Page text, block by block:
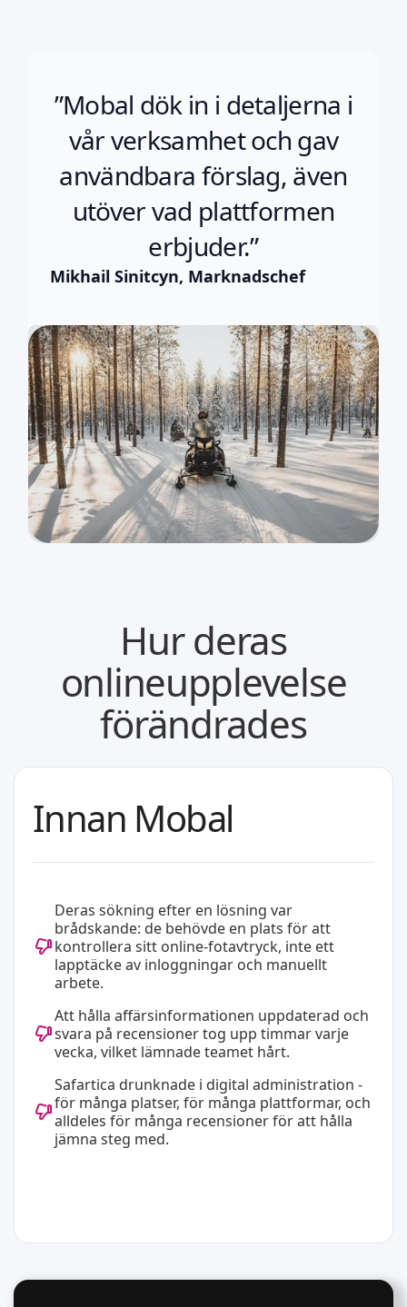
”Mobal dök in i detaljerna i
vår verksamhet och gav
användbara förslag, även
utöver vad plattformen
erbjuder.”
Mikhail Sinitcyn, Marknadschef
Hur deras
onlineupplevelse
förändrades
Innan Mobal
Deras sökning efter en lösning var
brådskande: de behövde en plats för att
kontrollera sitt online-fotavtryck, inte ett
lapptäcke av inloggningar och manuellt
arbete.
Att hålla affärsinformationen uppdaterad och
svara på recensioner tog upp timmar varje
vecka, vilket lämnade teamet hårt.
Safartica drunknade i digital administration -
för många platser, för många plattformar, och
alldeles för många recensioner för att hålla
jämna steg med.